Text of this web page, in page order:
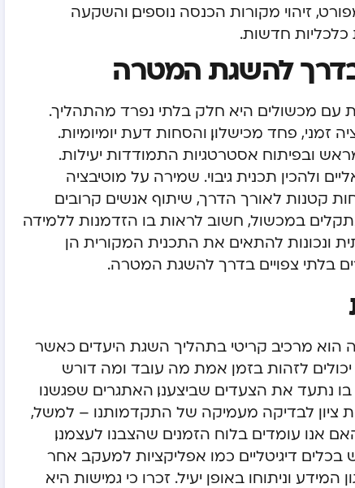
זיהוי מקורות הכנסה נוספים, והשקעה
כלכליות חדשות.
להשגת המטרה
מכשולים היא חלק בלתי נפרד מהתהליך.
זמני, פחד מכישלון, והסחות דעת יומיומיות.
ובפיתוח אסטרטגיות התמודדות יעילות.
ולהכין תכנית גיבוי. שמירה על מוטיבציה
לאורך הדרך, שיתוף אנשים קרובים
במכשול, חשוב לראות בו הזדמנות ללמידה
ונכונות להתאים את התכנית המקורית הן
בלתי צפויים בדרך להשגת המטרה.
מרכיב קריטי בתהליך השגת היעדים. כאשר
לזהות בזמן אמת מה עובד ומה דורש
בו נתעד את הצעדים שביצענו, האתגרים שפגשנו
ציון לבדיקה מעמיקה של התקדמותנו – למשל,
אנו עומדים בלוח הזמנים שהצבנו לעצמנו,
דיגיטליים כמו אפליקציות למעקב אחר
המידע וניתוחו באופן יעיל. זכרו כי גמישות היא